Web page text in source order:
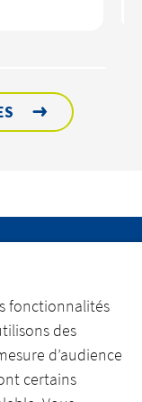
fonctionnalités
des
d’audience
certains